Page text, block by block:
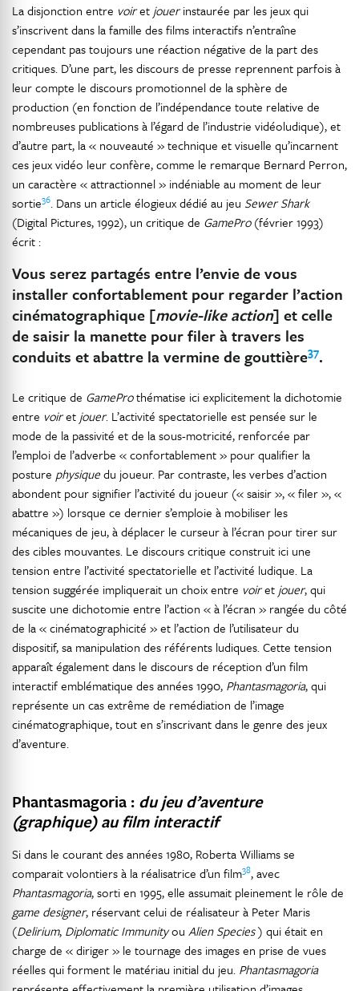
La disjonction entre voiret jouerinstaurée par les jeux qui
s’inscrivent dans la famille des films interactifs n’entraîne
cependant pas toujours une réaction négative de la part des
critiques. D’une part, les discours de presse reprennent parfois à
leur compte le discours promotionnel de la sphère de
production (en fonction de l’indépendance toute relative de
nombreuses publications à l’égard de l’industrie vidéoludique), et
d’autre part, la « nouveauté » technique et visuelle qu’incarnent
ces jeux vidéo leur confère, comme le remarque Bernard Perron,
un caractère « attractionnel » indéniable au moment de leur
sortie36. Dans un article élogieux dédié au jeu Sewer Shark
(Digital Pictures, 1992), un critique de GamePro(février 1993)
écrit :
Vous serez partagés entre l’envie de vous
installer confortablement pour regarder l’action
cinématographique [movie-like action] et celle
de saisir la manette pour filer à travers les
conduits et abattre la vermine de gouttière37.
Le critique de GameProthématise ici explicitement la dichotomie
entre voiret jouer. L’activité spectatorielle est pensée sur le
mode de la passivité et de la sous-motricité, renforcée par
l’emploi de l’adverbe « confortablement » pour qualifier la
posture physiquedu joueur. Par contraste, les verbes d’action
abondent pour signifier l’activité du joueur (« saisir », « filer », «
abattre ») lorsque ce dernier s’emploie à mobiliser les
mécaniques de jeu, à déplacer le curseur à l’écran pour tirer sur
des cibles mouvantes. Le discours critique construit ici une
tension entre l’activité spectatorielle et l’activité ludique. La
tension suggérée impliquerait un choix entre voiret jouer, qui
suscite une dichotomie entre l’action « à l’écran » rangée du côté
de la « cinématographicité » et l’action de l’utilisateur du
dispositif, sa manipulation des référents ludiques. Cette tension
apparaît également dans le discours de réception d’un film
interactif emblématique des années 1990, Phantasmagoria, qui
représente un cas extrême de remédiation de l’image
cinématographique, tout en s’inscrivant dans le genre des jeux
d’aventure.
Phantasmagoria : du jeu d’aventure
(graphique) au film interactif
Si dans le courant des années 1980, Roberta Williams se
comparait volontiers à la réalisatrice d’un film38, avec
Phantasmagoria, sorti en 1995, elle assumait pleinement le rôle de
game designer, réservant celui de réalisateur à Peter Maris
(Delirium, Diplomatic Immunityou Alien Species) qui était en
charge de « diriger » le tournage des images en prise de vues
réelles qui forment le matériau initial du jeu. Phantasmagoria